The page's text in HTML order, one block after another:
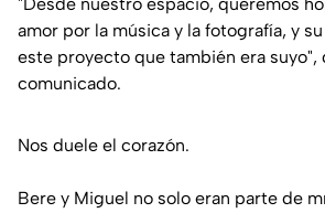
amor por la música y la fotografía, y
este proyecto que también era suyo",
comunicado.
Nos duele el corazón.
Bere y Miguel no solo eran parte de